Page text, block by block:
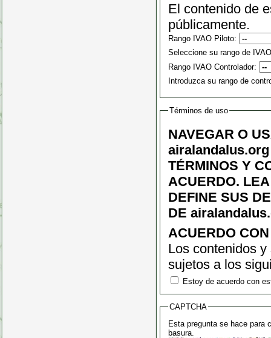
El contenido de
públicamente.
Rango IVAO Piloto:
Seleccione su rango de
Rango IVAO Controlador:
Introduzca su rango de
Términos de uso
NAVEGAR O
airalandalus.org
TÉRMINOS Y
ACUERDO.
DEFINE SUS
DE
ACUERDO
Los contenidos
sujetos a los
tiene y tendrá la
previo aviso,
que le
Estoy de acuerdo con
CAPTCHA
Esta pregunta se hace para
basura.